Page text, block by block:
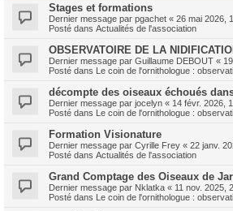
Stages et formations
Dernier message par pgachet « 26 mai 2026,
Posté dans Actualités de l'association
OBSERVATOIRE DE LA
Dernier message par Guillaume DEBOUT «
Posté dans Le coin de l'ornithologue :
décompte des oiseaux échoués
Dernier message par jocelyn « 14 févr. 2026,
Posté dans Le coin de l'ornithologue :
Formation Visionature
Dernier message par Cyrille Frey « 22 janv.
Posté dans Actualités de l'association
Grand Comptage des Oiseaux de
Dernier message par Nklatka « 11 nov. 2025,
Posté dans Le coin de l'ornithologue :